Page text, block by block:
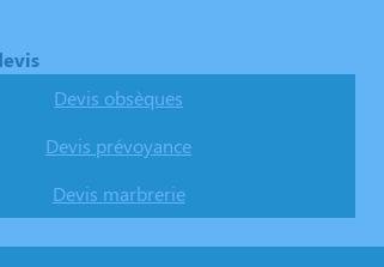
Devis obsèques
Devis prévoyance
Devis marbrerie